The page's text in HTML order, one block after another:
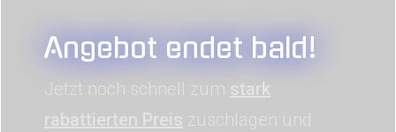
Angebot endet bald!
Jetzt noch schnell zum stark
rabattierten Preis zuschlagen und